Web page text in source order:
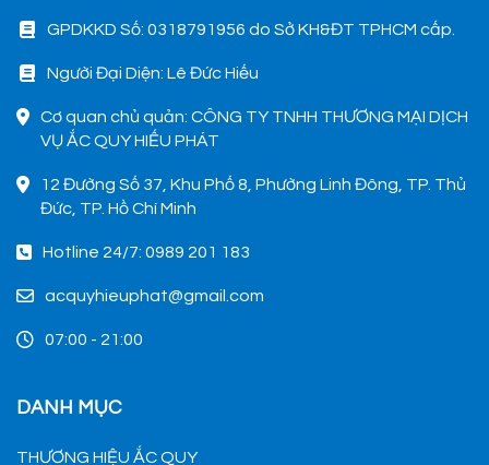
GPDKKD Số: 0318791956 do Sở KH&ĐT TPHCM cấp.
Người Đại Diện: Lê Đức Hiếu
Cơ quan chủ quản: CÔNG TY TNHH THƯƠNG MẠI DỊCH
VỤ ẮC QUY HIẾU PHÁT
12 Đường Số 37, Khu Phố 8, Phường Linh Đông, TP. Thủ
Đức, TP. Hồ Chí Minh
Hotline 24/7: 0989 201 183
acquyhieuphat@gmail.com
07:00 - 21:00
DANH MỤC
THƯƠNG HIỆU ẮC QUY